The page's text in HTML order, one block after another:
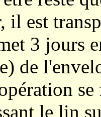
il est
3 jours
de
le lin